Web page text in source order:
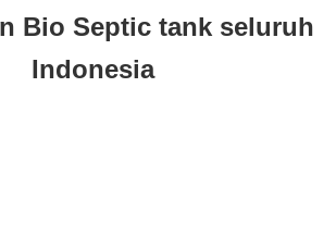
Bio Septic tank seluruh
Indonesia